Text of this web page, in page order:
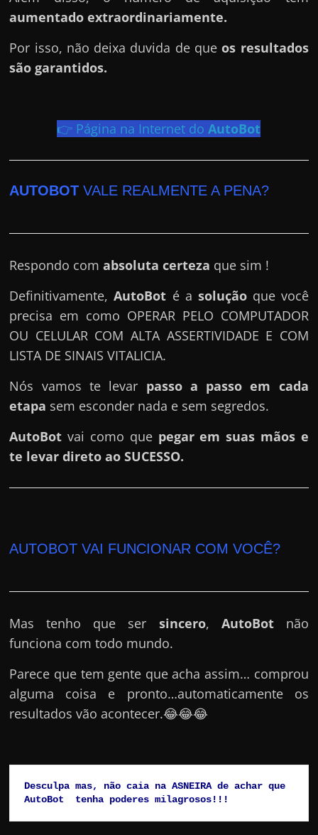
a
r
d
i
o
i
t
e
r
n
e
M
a
o
aumentado extraordinariamente.
Por isso, não deixa duvida de queos resultados
são garantidos.
👉 Página na Internet doAutoBot
AUTOBOTVALE REALMENTE A PENA?
Respondo comabsoluta certeza que sim !
Definitivamente,AutoBot é a soluçãoque você
precisa em como OPERAR PELO COMPUTADOR
OU CELULAR COM ALTA ASSERTIVIDADE E COM
LISTA DE SINAIS VITALICIA.
Nós vamos te levar passo a passo em cada
etapa sem esconder nada e sem segredos.
AutoBotvai como que pegar em suas mãos e
te levar direto ao SUCESSO.
AUTOBOT VAI FUNCIONAR COM VOCÊ?
Mas tenho que ser sincero, AutoBot não
funciona com todo mundo.
Parece que tem gente que acha assim… comprou
alguma coisa e pronto…automaticamente os
resultados vão acontecer.😂😂😂
Desculpa mas, não caia na ASNEIRA de achar que
AutoBot  tenha poderes milagrosos!!!